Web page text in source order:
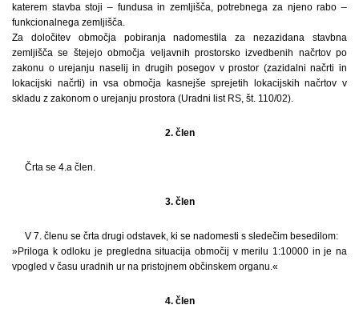
katerem stavba stoji – fundusa in zemljišča, potrebnega za njeno rabo –
funkcionalnega zemljišča.
Za določitev območja pobiranja nadomestila za nezazidana stavbna
zemljišča se štejejo območja veljavnih prostorsko izvedbenih načrtov po
zakonu o urejanju naselij in drugih posegov v prostor (zazidalni načrti in
lokacijski načrti) in vsa območja kasnejše sprejetih lokacijskih načrtov v
skladu z zakonom o urejanju prostora (Uradni list RS, št. 110/02).
2. člen
Črta se 4.a člen.
3. člen
V 7. členu se črta drugi odstavek, ki se nadomesti s sledečim besedilom:
»Priloga k odloku je pregledna situacija območij v merilu 1:10000 in je na
vpogled v času uradnih ur na pristojnem občinskem organu.«
4. člen